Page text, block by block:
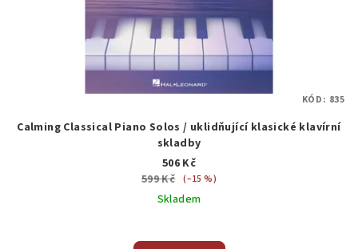
Calming Classical Piano Solos / uklidňující klasické klavírní
skladby
506 Kč
599 Kč (–15 %)
Skladem
KÓD: 835